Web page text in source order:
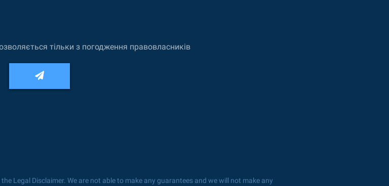
тільки з погодження правовласників
Legal Disclaimer. We are not able to make any guarantees and we will not make any